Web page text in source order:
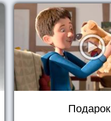
Подарок